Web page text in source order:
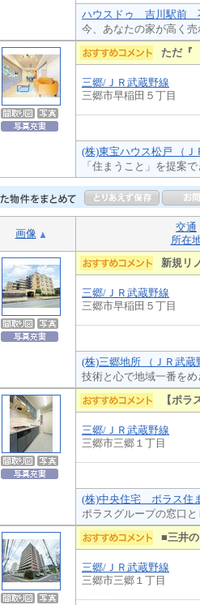
ハウスドゥ 吉川駅前 不
今、あなたの家が高く
ただ『
三郷/ＪＲ武蔵野線
三郷市早稲田５丁目
(株)東宝ハウス松戸 （Ｊ
「住まうこと」を提案
画像
交通
所在
新規リ
三郷/ＪＲ武蔵野線
三郷市早稲田５丁目
(株)三郷地所 （ＪＲ武蔵
技術と心で地域一番を
【ポ
三郷/ＪＲ武蔵野線
三郷市三郷１丁目
(株)中央住宅 ポラス住
ポラスグループの窓口
■三井
三郷/ＪＲ武蔵野線
三郷市三郷１丁目